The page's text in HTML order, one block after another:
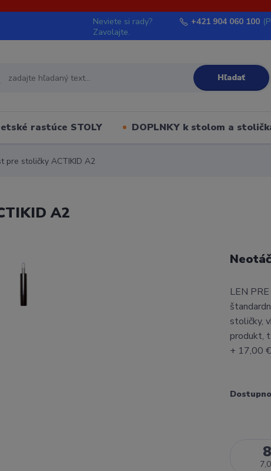
Hľadať
Neviete si rady?
Zavolajte.
+421 904 060 100
rastúce STOLY DOPLNKY k stolom a
pre stoličky ACTIKID A2
A2
LEN
stoličky,
produkt,
+ 17,00